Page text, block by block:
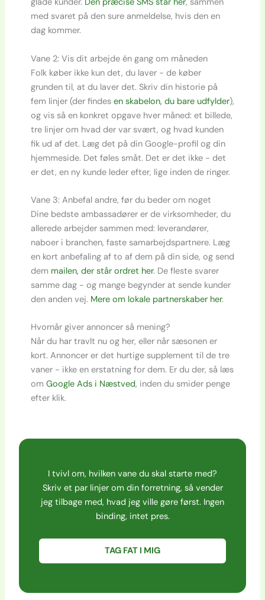
glade kunder. Den præcise SMS står her, sammen
med svaret på den sure anmeldelse, hvis den en
dag kommer.
Vane 2: Vis dit arbejde én gang om måneden
Folk køber ikke kun det, du laver - de køber
grunden til, at du laver det. Skriv din historie på
fem linjer (der findes en skabelon, du bare udfylder),
og vis så en konkret opgave hver måned: et billede,
tre linjer om hvad der var svært, og hvad kunden
fik ud af det. Læg det på din Google-profil og din
hjemmeside. Det føles småt. Det er det ikke - det
er det, en ny kunde leder efter, lige inden de ringer.
Vane 3: Anbefal andre, før du beder om noget
Dine bedste ambassadører er de virksomheder, du
allerede arbejder sammen med: leverandører,
naboer i branchen, faste samarbejdspartnere. Læg
en kort anbefaling af to af dem på din side, og send
dem mailen, der står ordret her. De fleste svarer
samme dag - og mange begynder at sende kunder
den anden vej. Mere om lokale partnerskaber her.
Hvornår giver annoncer så mening?
Når du har travlt nu og her, eller når sæsonen er
kort. Annoncer er det hurtige supplement til de tre
vaner - ikke en erstatning for dem. Er du der, så læs
om Google Ads i Næstved, inden du smider penge
efter klik.
I tvivl om, hvilken vane du skal starte med?
Skriv et par linjer om din forretning, så vender
jeg tilbage med, hvad jeg ville gøre først. Ingen
binding, intet pres.
TAG FAT I MIG